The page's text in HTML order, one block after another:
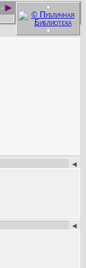
•
•
►
-
◄
◄